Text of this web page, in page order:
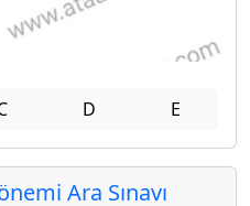
D E
Ara Sınavı